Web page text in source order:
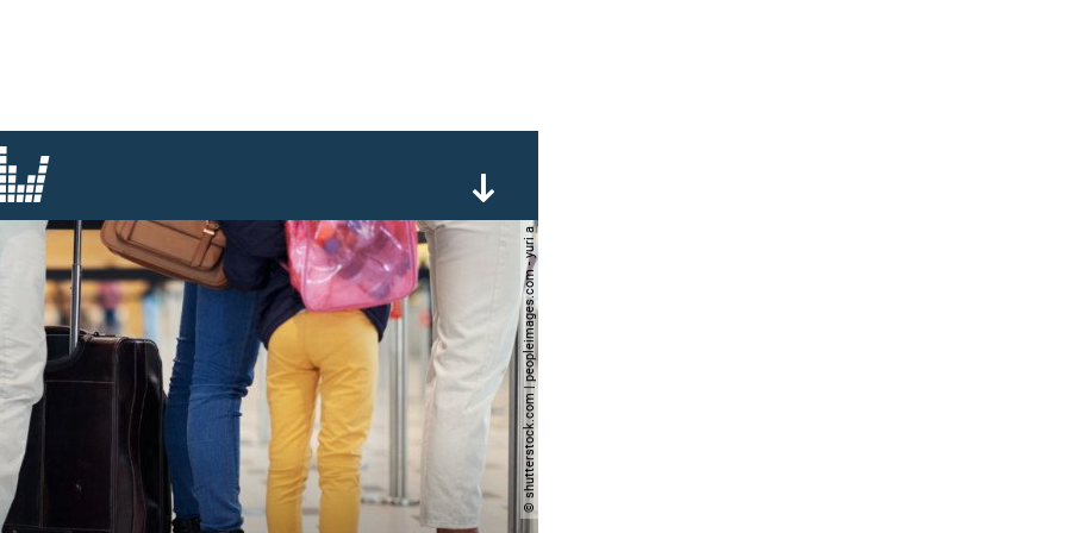
© shutterstock.com | peopleimages.com - yuri a